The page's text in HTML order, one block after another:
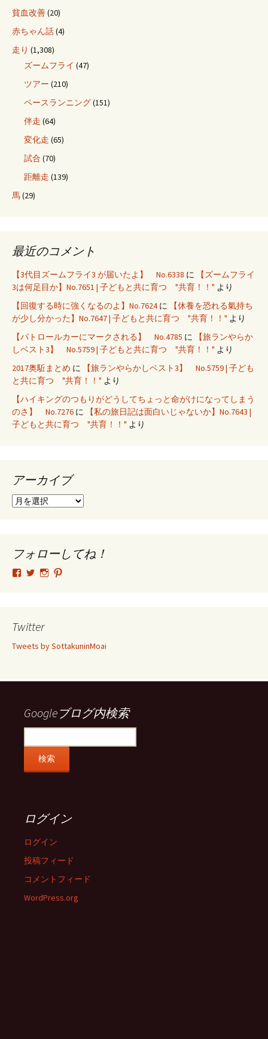
貧血改善(20)
赤ちゃん話(4)
走り (1,308)
ズームフライ (47)
ツアー (210)
ペースランニング(151)
伴走 (64)
変化走 (65)
試合 (70)
距離走 (139)
馬(29)
最近のコメント
【3代目ズームフライ3 が届いたよ】 No.6338 に
【ズームフライ
3は何足目か】No.7651 | 子どもと共に育つ "共育！！" より
【回復する時に強くなるのよ】No.7624に
【休養を恐れる氣持ち
が少し分かった】No.7647 | 子どもと共に育つ "共育！！" より
【パトロールカーにマークされる】 No.4785 に
【旅ランやらか
しベスト3】 No.5759 | 子どもと共に育つ "共育！！" より
2017奥駈まとめ に
【旅ランやらかしベスト3】 No.5759 | 子ども
と共に育つ "共育！！" より
【ハイキングのつもりがどうしてちょっと命がけになってしまう
のさ】 No.7276 に
【私の旅日記は面白いじゃないか】No.7643 |
子どもと共に育つ "共育！！" より
アーカイブ
ア
ブ
フォローしてね！
tsutomu.hattori.33
フ
ー
SottakuninMoai
フ
ー
tsutomu.hattori.33
ー ー
示
Twitter
Tweets by SottakuninMoai
Googleブログ内検索
ログイン
ログイン
投稿フィード
コメントフィード
WordPress.org